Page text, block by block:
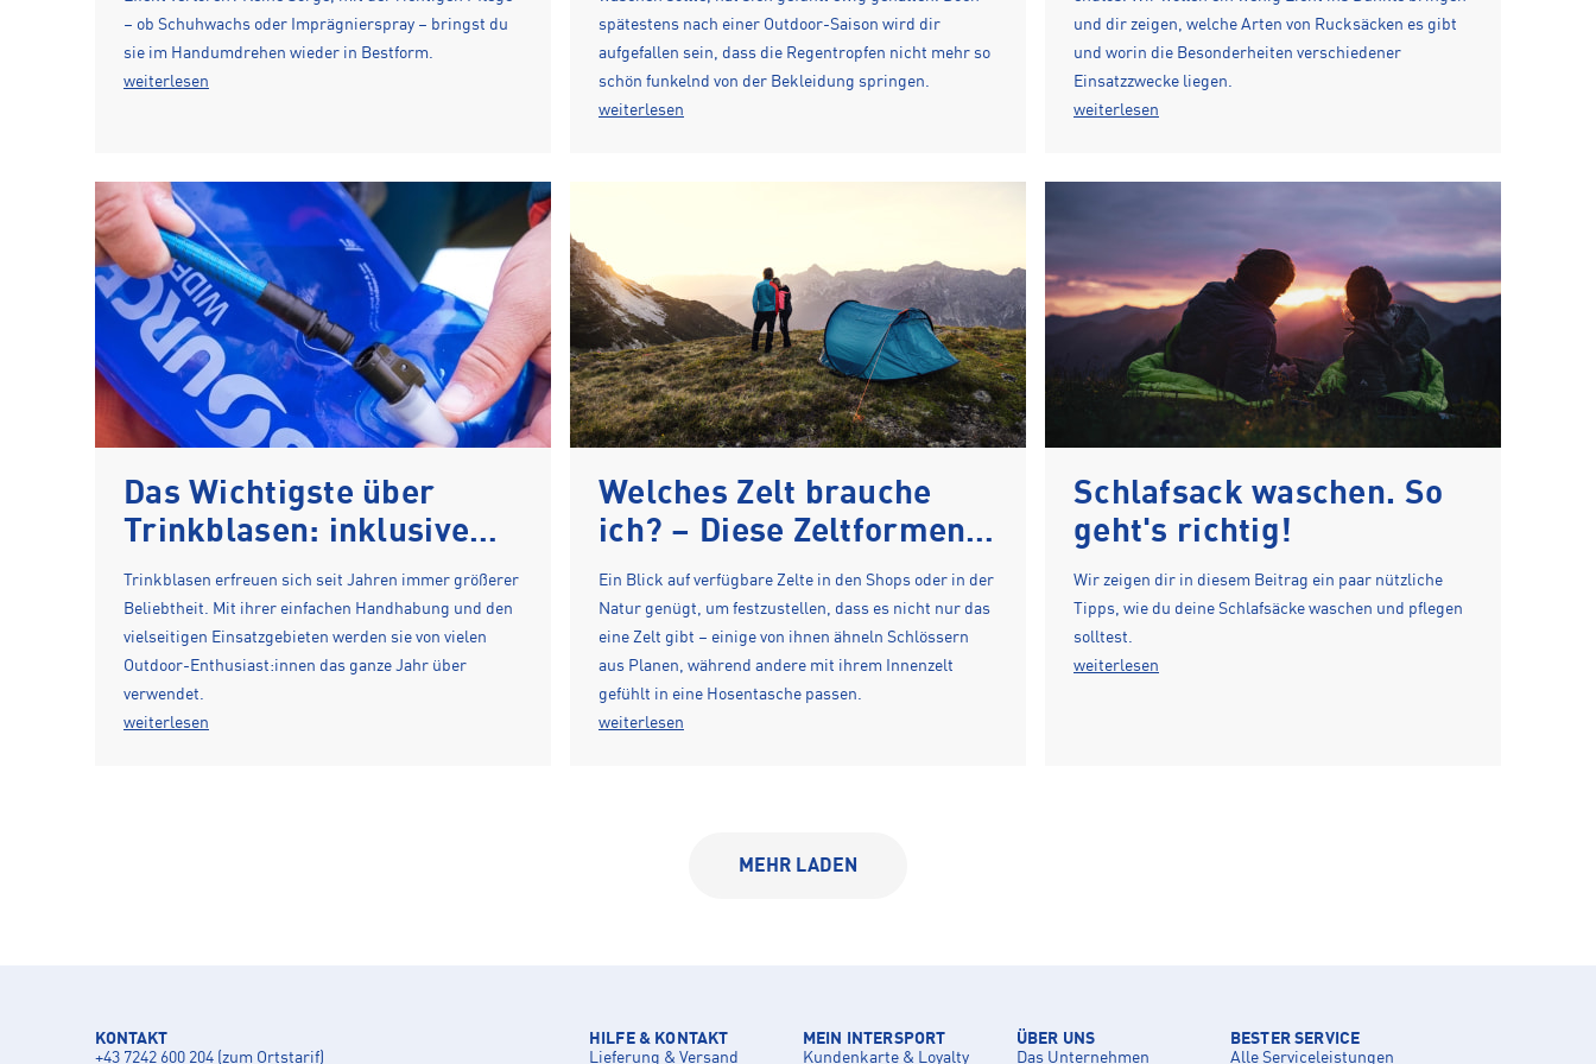
– ob Schuhwachs oder Imprägnierspray – bringst du
sie im Handumdrehen wieder in Bestform.
weiterlesen
spätestens nach einer Outdoor-Saison wird dir
aufgefallen sein, dass die Regentropfen nicht mehr so
schön funkelnd von der Bekleidung springen.
weiterlesen
und dir zeigen, welche Arten von Rucksäcken es gibt
und worin die Besonderheiten verschiedener
Einsatzzwecke liegen.
weiterlesen
Das Wichtigste über
Trinkblasen: inklusive
Anleitung zum Reinigen
Trinkblasen erfreuen sich seit Jahren immer größerer
Beliebtheit. Mit ihrer einfachen Handhabung und den
vielseitigen Einsatzgebieten werden sie von vielen
Outdoor-Enthusiast:innen das ganze Jahr über
verwendet.
weiterlesen
Welches Zelt brauche
ich? – Diese Zeltformen
gibt es
Ein Blick auf verfügbare Zelte in den Shops oder in der
Natur genügt, um festzustellen, dass es nicht nur das
eine Zelt gibt – einige von ihnen ähneln Schlössern
aus Planen, während andere mit ihrem Innenzelt
gefühlt in eine Hosentasche passen.
weiterlesen
Schlafsack waschen. So
geht's richtig!
Wir zeigen dir in diesem Beitrag ein paar nützliche
Tipps, wie du deine Schlafsäcke waschen und pflegen
solltest.
weiterlesen
MEHR LADEN
KONTAKT
+43 7242 600 204 (zum Ortstarif)
HILFE & KONTAKT
Lieferung & Versand
MEIN INTERSPORT
Kundenkarte & Loyalty
ÜBER UNS
Das Unternehmen
BESTER SERVICE
Alle Serviceleistungen